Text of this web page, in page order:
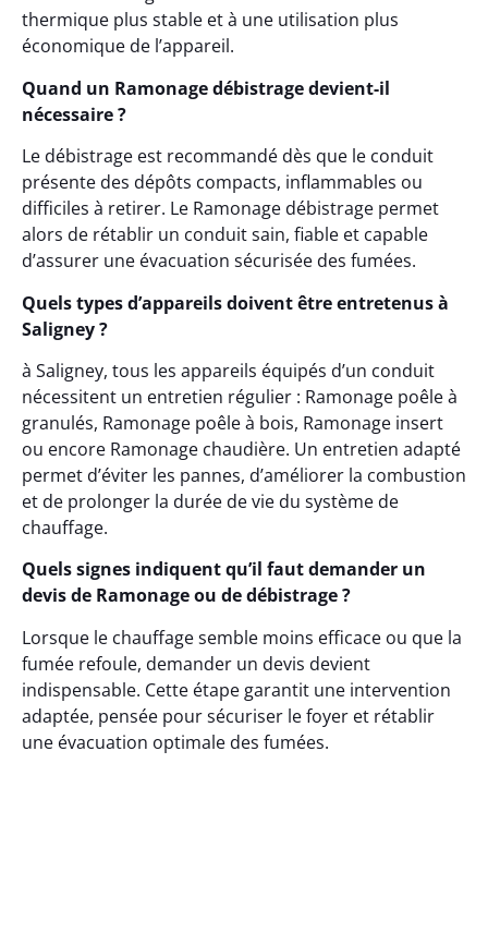
thermique plus stable et à une utilisation plus
économique de l’appareil.
Quand un Ramonage débistrage devient-il
nécessaire ?
Le débistrage est recommandé dès que le conduit
présente des dépôts compacts, inflammables ou
difficiles à retirer. Le Ramonage débistrage permet
alors de rétablir un conduit sain, fiable et capable
d’assurer une évacuation sécurisée des fumées.
Quels types d’appareils doivent être entretenus à
Saligney ?
à Saligney, tous les appareils équipés d’un conduit
nécessitent un entretien régulier : Ramonage poêle à
granulés, Ramonage poêle à bois, Ramonage insert
ou encore Ramonage chaudière. Un entretien adapté
permet d’éviter les pannes, d’améliorer la combustion
et de prolonger la durée de vie du système de
chauffage.
Quels signes indiquent qu’il faut demander un
devis de Ramonage ou de débistrage ?
Lorsque le chauffage semble moins efficace ou que la
fumée refoule, demander un devis devient
indispensable. Cette étape garantit une intervention
adaptée, pensée pour sécuriser le foyer et rétablir
une évacuation optimale des fumées.